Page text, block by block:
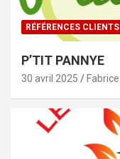
RÉFÉRENCES CLIENTS
P’TIT PANNYE
30 avril 2025 Fabrice